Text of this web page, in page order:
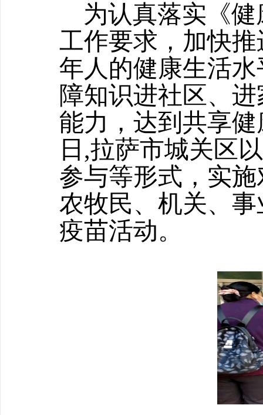
为认真落实《健
工作要求，加快
年人的健康生活
障知识进社区、
能力，达到共享健
日,拉萨市城关区
参与等形式，实
农牧民、机关、
疫苗活动。